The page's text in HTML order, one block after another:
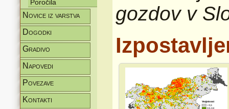
Poročila
Novice iz varstva
Dogodki
Gradivo
Napovedi
Povezave
Kontakti
gozdov v